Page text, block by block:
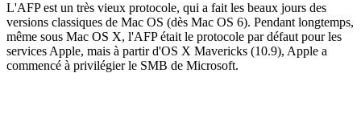
L'AFP est un très vieux protocole, qui a fait les beaux jours des
versions classiques de Mac OS (dès Mac OS 6). Pendant longtemps,
même sous Mac OS X, l'AFP était le protocole par défaut pour les
services Apple, mais à partir d'OS X Mavericks (10.9), Apple a
commencé à privilégier le SMB de Microsoft.